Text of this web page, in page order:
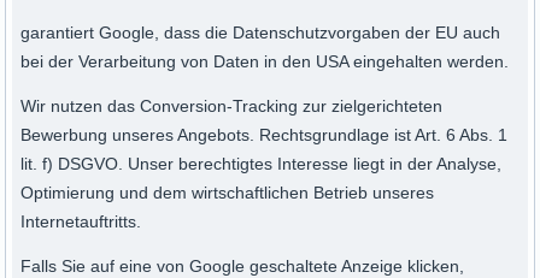
garantiert Google, dass die Datenschutzvorgaben der EU auch
bei der Verarbeitung von Daten in den USA eingehalten werden.
Wir nutzen das Conversion-Tracking zur zielgerichteten
Bewerbung unseres Angebots. Rechtsgrundlage ist Art. 6 Abs. 1
lit. f) DSGVO. Unser berechtigtes Interesse liegt in der Analyse,
Optimierung und dem wirtschaftlichen Betrieb unseres
Internetauftritts.
Falls Sie auf eine von Google geschaltete Anzeige klicken,